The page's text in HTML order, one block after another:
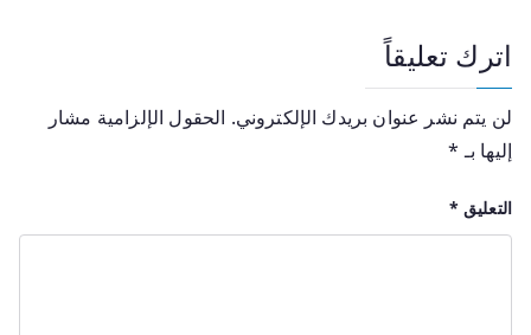
اترك تعليقاً
لن يتم نشر عنوان بريدك الإلكتروني. الحقول الإلزامية مشار
إليها بـ *
التعليق *